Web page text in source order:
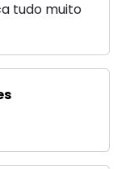
tudo muito